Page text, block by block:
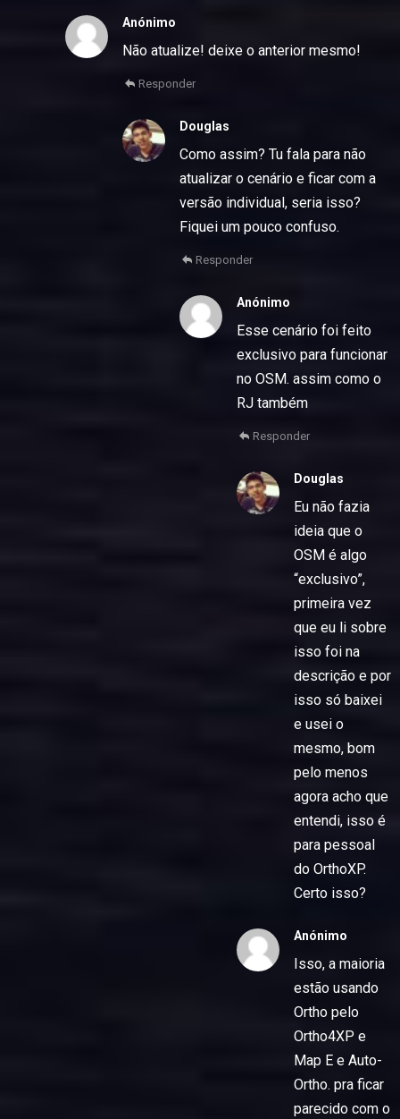
Anónimo
Não atualize! deixe o anterior mesmo!
Responder
Douglas
Como assim? Tu fala para não
atualizar o cenário e ficar com a
versão individual, seria isso?
Fiquei um pouco confuso.
Responder
Anónimo
Esse cenário foi feito
exclusivo para funcionar
no OSM. assim como o
RJ também
Responder
Douglas
Eu não fazia
ideia que o
OSM é algo
“exclusivo”,
primeira vez
que eu li sobre
isso foi na
descrição e por
isso só baixei
e usei o
mesmo, bom
pelo menos
agora acho que
entendi, isso é
para pessoal
do OrthoXP.
Certo isso?
Anónimo
Isso, a maioria
estão usando
Ortho pelo
Ortho4XP e
Map E e Auto-
Ortho. pra ficar
parecido com o